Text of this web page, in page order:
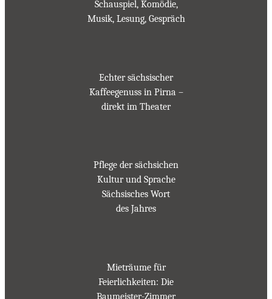
Schauspiel, Komödie,
Musik, Lesung, Gespräch
Echter sächsischer
Kaffeegenuss in Pirna –
direkt im Theater
Pflege der sächsichen
Kultur und Sprache
Sächsisches Wort
des Jahres
Mieträume für
Feierlichkeiten: Die
Baumeister-Zimmer